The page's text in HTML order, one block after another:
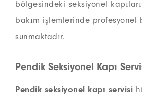
bölgesindeki seksiyonel
bakım işlemlerinde profesyonel
sunmaktadır.
Pendik Seksiyonel Kapı
Pendik seksiyonel kapı servisi